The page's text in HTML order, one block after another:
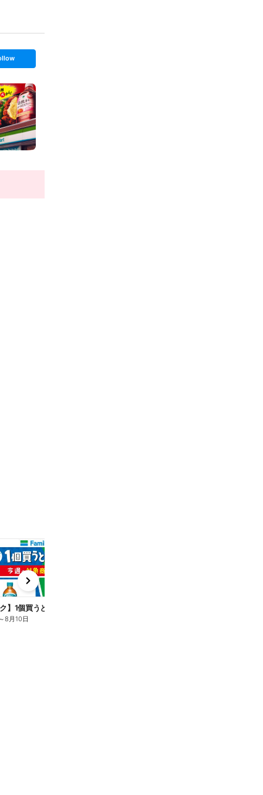
ク】1個買うと1個もらえる/麦茶
～8月10日
e
x
t